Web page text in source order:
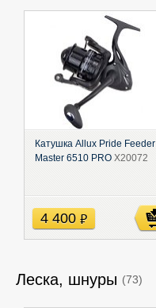
Катушка Allux Pride Feeder
Master 6510 PRO X20072
4 400 руб
Леска, шнуры (73)